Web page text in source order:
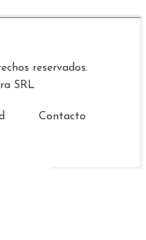
reservados.
SRL
Contacto